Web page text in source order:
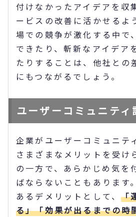
付けなかったアイデアを収
ービスの改善に活かせるよ
場での競争が激化する中で
できたり、斬新なアイデア
たりすることは、他社との
にもつながるでしょう。
ユーザーコミュニティ
企業がユーザーコミュニテ
さまざまなメリットを受け
の一方で、あらかじめ気を
ばならないこともあります
あるデメリットとして、「
る」「効果が出るまでの時